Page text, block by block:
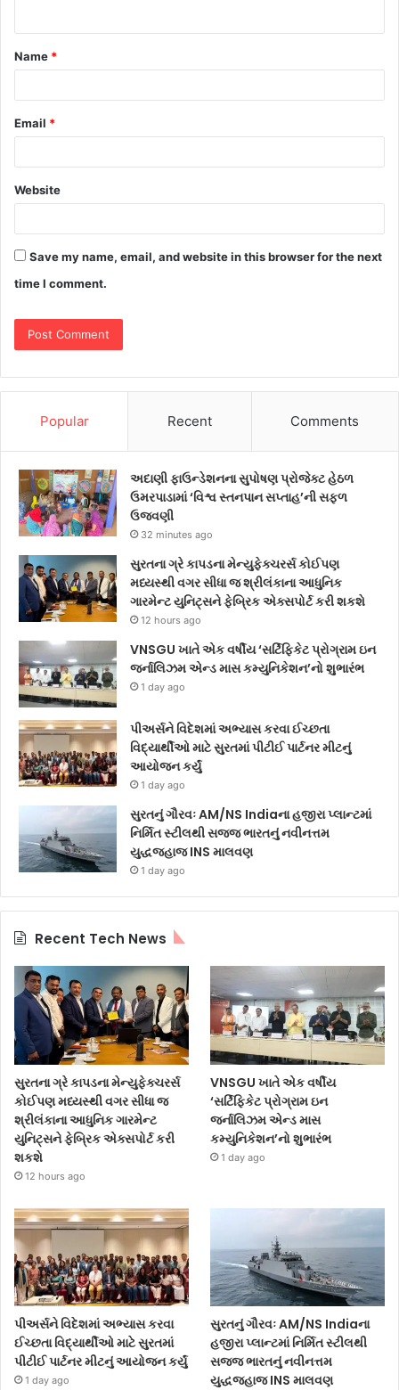
Name *
Email *
Website
Save my name, email, and website in this browser for the next
time I comment.
Popular Recent Comments
અદાણી ફાઉન્ડેશનના સુપોષણ પ્રોજેક્ટ હેઠળ
ઉમરપાડામાં ‘વિશ્વ સ્તનપાન સપ્તાહ’ની સફળ
ઉજવણી
32 minutes ago
સુરતના ગ્રે કાપડના મેન્યુફેક્ચરર્સ કોઈપણ
મધ્યસ્થી વગર સીધા જ શ્રીલંકાના આધુનિક
ગારમેન્ટ યુનિટ્સને ફેબ્રિક એક્સપોર્ટ કરી શકશે
12 hours ago
VNSGU ખાતે એક વર્ષીય ‘સર્ટિફિકેટ પ્રોગ્રામ ઇન
જર્નાલિઝમ એન્ડ માસ કમ્યુનિકેશન’નો શુભારંભ
1 day ago
પીઅર્સને વિદેશમાં અભ્યાસ કરવા ઈચ્છતા
વિદ્યાર્થીઓ માટે સુરતમાં પીટીઈ પાર્ટનર મીટનું
આયોજન કર્યું
1 day ago
સુરતનું ગૌરવઃ AM/NS Indiaના હજીરા પ્લાન્ટમાં
નિર્મિત સ્ટીલથી સજ્જ ભારતનું નવીનત્તમ
યુદ્ધજહાજ INS માલવણ
1 day ago
Recent Tech News
સુરતના ગ્રે કાપડના મેન્યુફેક્ચરર્સ
કોઈપણ મધ્યસ્થી વગર સીધા જ
શ્રીલંકાના આધુનિક ગારમેન્ટ
યુનિટ્સને ફેબ્રિક એક્સપોર્ટ કરી
શકશે
12 hours ago
VNSGU ખાતે એક વર્ષીય
‘સર્ટિફિકેટ પ્રોગ્રામ ઇન
જર્નાલિઝમ એન્ડ માસ
કમ્યુનિકેશન’નો શુભારંભ
1 day ago
પીઅર્સને વિદેશમાં અભ્યાસ કરવા
ઈચ્છતા વિદ્યાર્થીઓ માટે સુરતમાં
પીટીઈ પાર્ટનર મીટનું આયોજન કર્યું
1 day ago
સુરતનું ગૌરવઃ AM/NS Indiaના
હજીરા પ્લાન્ટમાં નિર્મિત સ્ટીલથી
સજ્જ ભારતનું નવીનત્તમ
યુદ્ધજહાજ INS માલવણ